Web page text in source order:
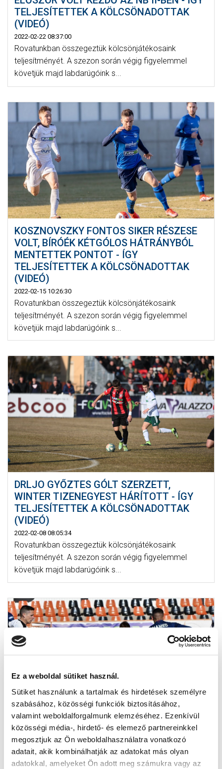
Ez a weboldal sütiket használ.
Sütiket használunk a tartalmak és hirdetések személyre
szabásához, közösségi funkciók biztosításához,
valamint weboldalforgalmunk elemzéséhez. Ezenkívül
közösségi média-, hirdető- és elemező partnereinkkel
megosztjuk az Ön weboldalhasználatra vonatkozó
adatait, akik kombinálhatják az adatokat más olyan
adatokkal, amelyeket Ön adott meg számukra vagy az
TELJESÍTETTEK A KÖLCSÖNADOTTAK
(VIDEÓ)
2022-02-22 08:37:00
Rovatunkban összegeztük kölcsönjátékosaink
teljesítményét. A szezon során végig figyelemmel
követjük majd labdarúgóink s...
KOSZNOVSZKY FONTOS SIKER RÉSZESE
VOLT, BÍRÓÉK KÉTGÓLOS HÁTRÁNYBÓL
MENTETTEK PONTOT - ÍGY
TELJESÍTETTEK A KÖLCSÖNADOTTAK
(VIDEÓ)
2022-02-15 10:26:30
Rovatunkban összegeztük kölcsönjátékosaink
teljesítményét. A szezon során végig figyelemmel
követjük majd labdarúgóink s...
DRLJO GYŐZTES GÓLT SZERZETT,
WINTER TIZENEGYEST HÁRÍTOTT - ÍGY
TELJESÍTETTEK A KÖLCSÖNADOTTAK
(VIDEÓ)
2022-02-08 08:05:34
Rovatunkban összegeztük kölcsönjátékosaink
teljesítményét. A szezon során végig figyelemmel
követjük majd labdarúgóink s...
NYOLC JÁTÉKOSUNK IS KEZDŐ VOLT AZ
IDEI ELSŐ NB II-ES FORDULÓBAN - ÍGY
TELJESÍTETTEK A KÖLCSÖNADOTTAK
(VIDEÓ)